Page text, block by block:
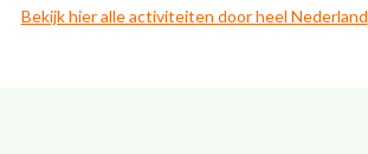
Bekijk hier alle activiteiten door heel Nederland